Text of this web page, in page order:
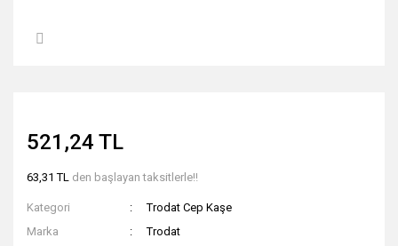
521,24 TL
63,31 TL den başlayan taksitlerle!!
Kategori
Trodat Cep Kaşe
Marka
Trodat